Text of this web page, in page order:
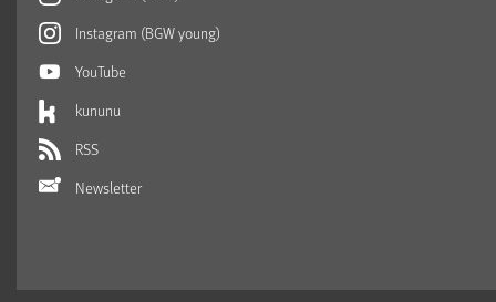
Instagram (BGW young)
YouTube
kununu
RSS
Newsletter